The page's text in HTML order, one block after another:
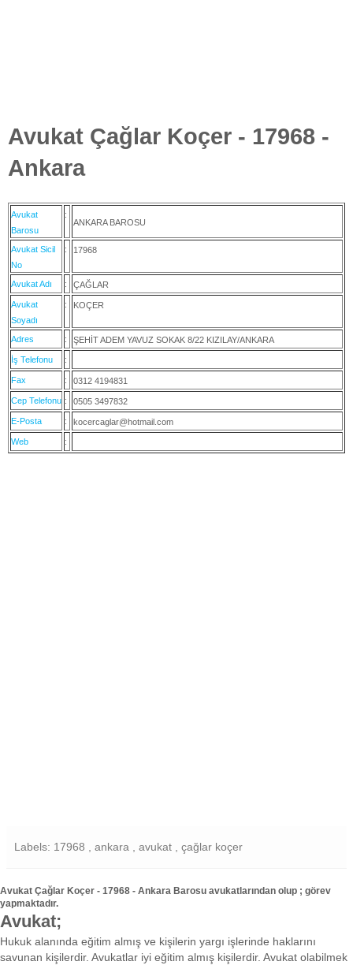
Avukat Çağlar Koçer - 17968 -
Ankara
Avukat
Barosu
:
ANKARA BAROSU
Avukat Sicil
No
: 17968
Avukat Adı : ÇAĞLAR
Avukat
Soyadı
: KOÇER
Adres : ŞEHİT ADEM YAVUZ SOKAK 8/22 KIZILAY/ANKARA
İş Telefonu :
Fax : 0312 4194831
Cep Telefonu : 0505 3497832
E-Posta : kocercaglar@hotmail.com
Web :
Labels: 17968 , ankara , avukat , çağlar koçer
Avukat Çağlar Koçer - 17968 - Ankara Barosu avukatlarından olup ; görev
yapmaktadır.
Avukat;
Hukuk alanında eğitim almış ve kişilerin yargı işlerinde haklarını
savunan kişilerdir. Avukatlar iyi eğitim almış kişilerdir. Avukat olabilmek